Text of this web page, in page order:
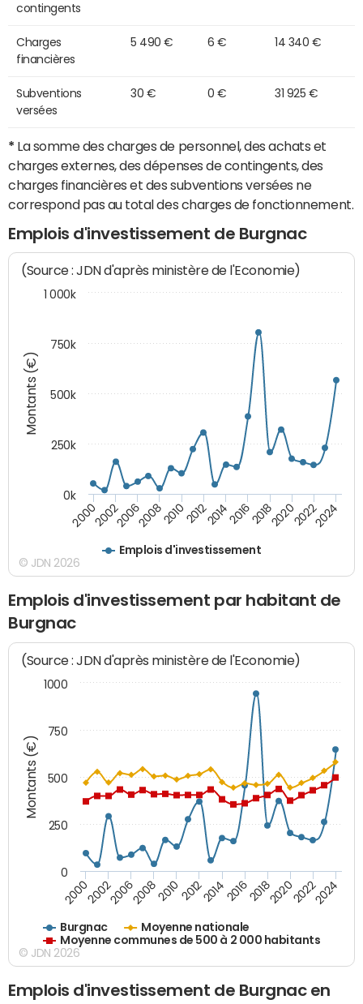
contingents
Charges
financières
5 490 € 6 € 14 340 €
Subventions
versées
30 € 0 € 31 925 €
* La somme des charges de personnel, des achats et
charges externes, des dépenses de contingents, des
charges financières et des subventions versées ne
correspond pas au total des charges de fonctionnement.
Emplois d'investissement de Burgnac
Montants (€)
(Source : JDN d'après ministère de l'Economie)
Emplois d'investissement
200020022006200820102012201420162018202020222024
0k
250k
500k
750k
1 000k
© JDN 2026
Emplois d'investissement par habitant de
Burgnac
Montants (€)
(Source : JDN d'après ministère de l'Economie)
Burgnac
Moyenne nationale
Moyenne communes de 500 à 2 000 habitants
200020022006200820102012201420162018202020222024
0
250
500
750
1000
© JDN 2026
Emplois d'investissement de Burgnac en